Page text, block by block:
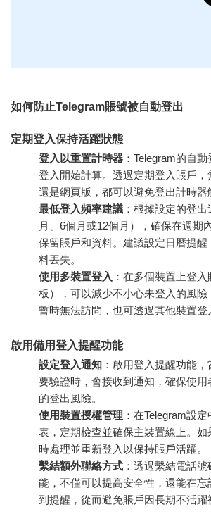
如何防止Telegram賬號被自動登出
定期登入保持活躍狀態
登入以重置計時器 ：Telegram的自
登入開始計算。透過定期登入賬戶
還是網頁版，都可以避免登出計時器
最低登入頻率建議 ：根據設定的登
月、6個月或12個月），確保在週期
保留賬戶和資料。建議設定日曆提
料丟失。
使用多裝置登入 ：在多個裝置上登
板），可以減少不小心未登入的風
暫時無法訪問，也可透過其他裝置登
啟用備用登入提醒功能
設定登入通知 ：啟用登入提醒功能
要驗證時，會接收到通知，確保使
的登出風險。
使用裝置授權管理 ：在Telegram設
表，定期檢查並確保主裝置線上。如
時處理並重新登入以保持賬戶活躍。
繫結額外聯絡方式 ：透過繫結電話
能，不僅可以提高安全性，還能在
到提醒，從而避免賬戶因長期不活躍